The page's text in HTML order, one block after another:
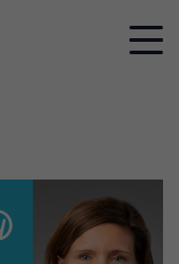
Toggle